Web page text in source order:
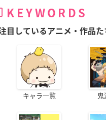
KEYWORDS
目しているアニメ・作品た
キャラ一覧